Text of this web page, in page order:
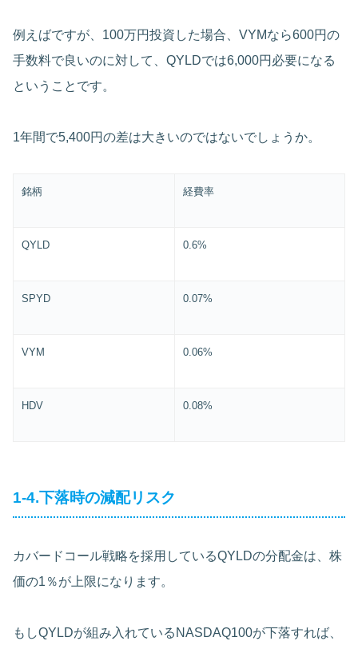
例えばですが、100万円投資した場合、VYMなら600円の
手数料で良いのに対して、QYLDでは6,000円必要になる
ということです。
1年間で5,400円の差は大きいのではないでしょうか。
銘柄 経費率
QYLD 0.6%
SPYD 0.07%
VYM 0.06%
HDV 0.08%
1-4.下落時の減配リスク
カバードコール戦略を採用しているQYLDの分配金は、株
価の1％が上限になります。
もしQYLDが組み入れているNASDAQ100が下落すれば、